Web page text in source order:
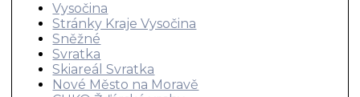
Vysočina
Stránky Kraje Vysočina
Sněžné
Svratka
Skiareál Svratka
Nové Město na Moravě